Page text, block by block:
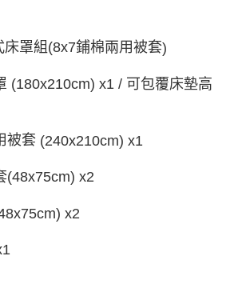
罩組 (8x7鋪棉兩用被套)
(180x210cm) x1 / 可包覆床墊高
被套 (240x210cm) x1
(48x75cm) x2
x2